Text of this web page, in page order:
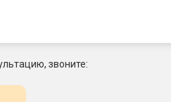
звоните: